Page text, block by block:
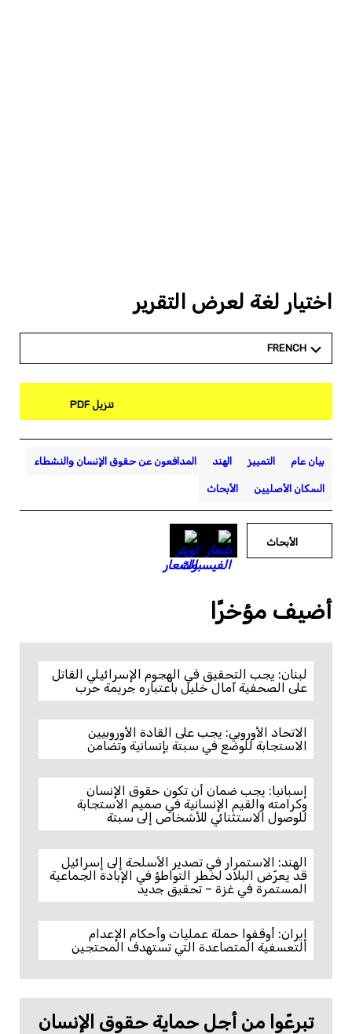
اختيار لغة لعرض التقرير
FRENCH
تنزيل PDF
بيان عام التمييز الهند المدافعون عن حقوق الإنسان والنشطاء
السكان الأصليين الأبحاث
الأبحاث
أضيف مؤخرًا
لبنان: يجب التحقيق في الهجوم الإسرائيلي القاتل
على الصحفية آمال خليل باعتباره جريمة حرب
الاتحاد الأوروبي: يجب على القادة الأوروبيين
الاستجابة للوضع في سبتة بإنسانية وتضامن
إسبانيا: يجب ضمان أن تكون حقوق الإنسان
وكرامته والقيم الإنسانية في صميم الاستجابة
للوصول الاستثنائي للأشخاص إلى سبتة
الهند: الاستمرار في تصدير الأسلحة إلى إسرائيل
قد يعرّض البلاد لخطر التواطؤ في الإبادة الجماعية
المستمرة في غزة – تحقيق جديد
إيران: أوقفوا حملة عمليات وأحكام الإعدام
التعسفية المتصاعدة التي تستهدف المحتجين
تبرعّوا من أجل حماية حقوق الإنسان